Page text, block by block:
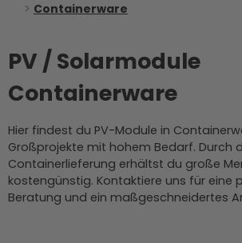
Containerware
PV / Solarmodule
Containerware
Hier findest du PV-Module in
Großprojekte mit hohem Bedarf. Durch
Containerlieferung erhältst du große
kostengünstig. Kontaktiere uns für eine
Beratung und ein maßgeschneidertes